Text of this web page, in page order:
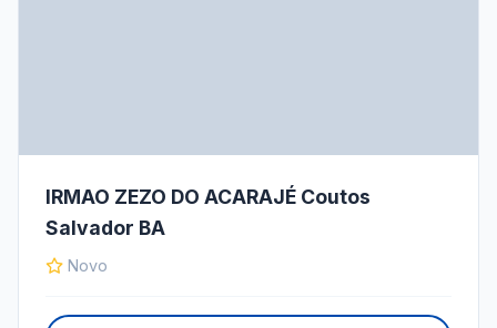
IRMAO ZEZO DO ACARAJÉ Coutos
Salvador BA
Novo